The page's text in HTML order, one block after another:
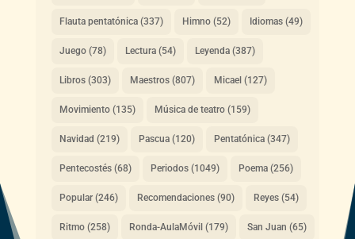
Flauta pentatónica(337) Himno(52) Idiomas(49)
Juego(78) Lectura(54) Leyenda(387)
Libros(303) Maestros(807) Micael (127)
Movimiento(135) Música de teatro(159)
Navidad (219) Pascua(120) Pentatónica(347)
Pentecostés(68) Periodos(1049) Poema(256)
Popular(246) Recomendaciones(90) Reyes(54)
Ritmo(258) Ronda-AulaMóvil (179) San Juan (65)